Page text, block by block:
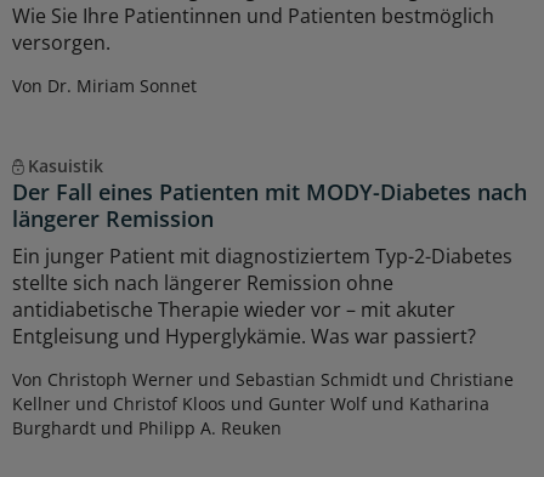
Wie Sie Ihre Patientinnen und Patienten bestmöglich
versorgen.
Von Dr. Miriam Sonnet
Kasuistik
Der Fall eines Patienten mit MODY-Diabetes nach
längerer Remission
Ein junger Patient mit diagnostiziertem Typ-2-Diabetes
stellte sich nach längerer Remission ohne
antidiabetische Therapie wieder vor – mit akuter
Entgleisung und Hyperglykämie. Was war passiert?
Von Christoph Werner und Sebastian Schmidt und Christiane
Kellner und Christof Kloos und Gunter Wolf und Katharina
Burghardt und Philipp A. Reuken